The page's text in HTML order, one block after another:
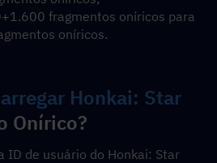
fragmentos oníricos para
oníricos.
Honkai: Star
Onírico?
ID de usuário do Honkai: Star